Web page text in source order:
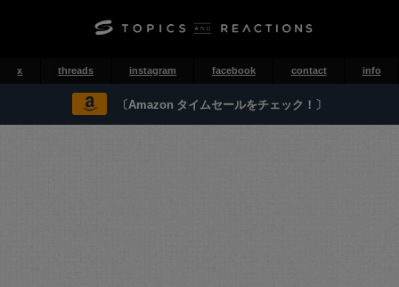
x threads instagram facebook contact info
〔Amazon タイムセールをチェック！〕